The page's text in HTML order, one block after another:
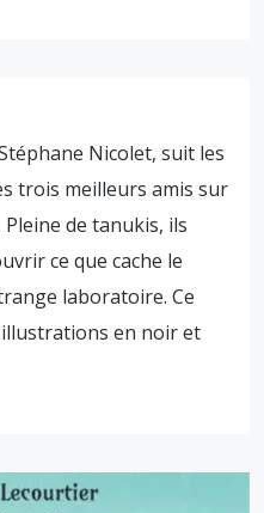
Nicolet, suit les
trois meilleurs amis sur
de tanukis, ils
ce que cache le
laboratoire. Ce
en noir et